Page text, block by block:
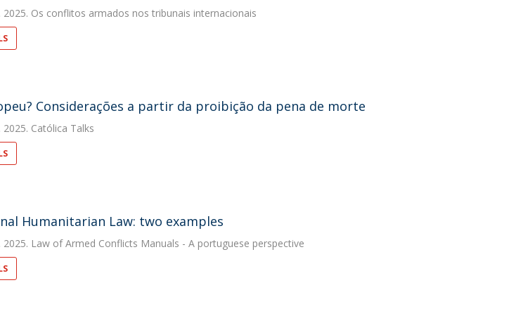
2025. Os conflitos armados nos tribunais internacionais
Considerações a partir da proibição da pena de morte
Católica Talks
Humanitarian Law: two examples
2025. Law of Armed Conflicts Manuals - A portuguese perspective